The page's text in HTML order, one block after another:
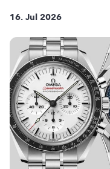
16. Jul 2026